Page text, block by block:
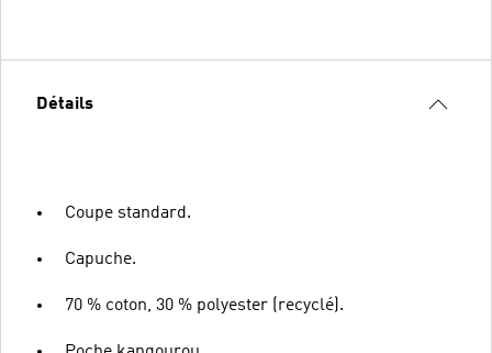
Détails
Coupe standard.
Capuche.
70 % coton, 30 % polyester (recyclé).